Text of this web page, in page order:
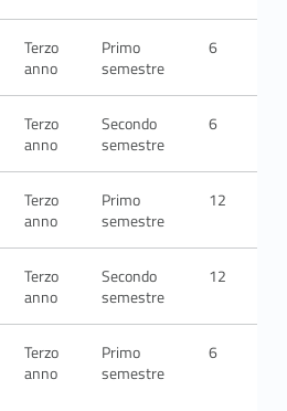
Terzo
anno
Primo
semestre
6
Terzo
anno
Secondo
semestre
6
Terzo
anno
Primo
semestre
12
Terzo
anno
Secondo
semestre
12
Terzo
anno
Primo
semestre
6